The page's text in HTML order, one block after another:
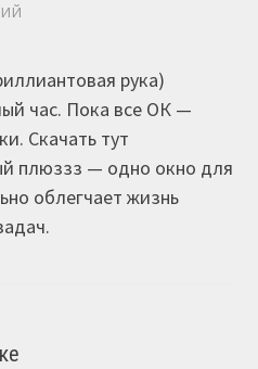
рука)
час. Пока все ОК —
Скачать тут
плюззз — одно окно для
облегчает жизнь
постов